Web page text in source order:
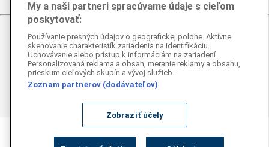
© 2026 Epoch Times Slovensko
Všetky práva vyhradené. Publikovanie alebo ďalšie šírenie
správ a fotografií zo zdrojov TASR je bez
predchádzajúceho písomného súhlasu TASR porušením
My a naši partneri spracúvame údaje s cieľom
poskytovať:
Používanie presných údajov o geografickej polohe. Aktívne
skenovanie charakteristík zariadenia na identifikáciu.
Uchovávanie alebo prístup k informáciám na zariadení.
Personalizovaná reklama a obsah, meranie reklamy a obsahu,
prieskum cieľových skupín a vývoj služieb.
Zoznam partnerov (dodávateľov)
Zobraziť účely